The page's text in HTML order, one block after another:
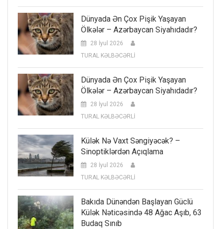
Dünyada Ən Çox Pişik Yaşayan
Ölkələr – Azərbaycan Siyahıdadır?
28 İyul 2026
TURAL KƏLBƏCƏRLİ
Dünyada Ən Çox Pişik Yaşayan
Ölkələr – Azərbaycan Siyahıdadır?
28 İyul 2026
TURAL KƏLBƏCƏRLİ
Külək Nə Vaxt Səngiyəcək? –
Sinoptiklərdən Açıqlama
28 İyul 2026
TURAL KƏLBƏCƏRLİ
Bakıda Dünəndən Başlayan Güclü
Külək Nəticəsində 48 Ağac Aşıb, 63
Budaq Sınıb